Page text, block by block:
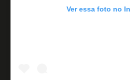
Ver essa foto no